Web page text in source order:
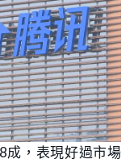
成，表現好過市場